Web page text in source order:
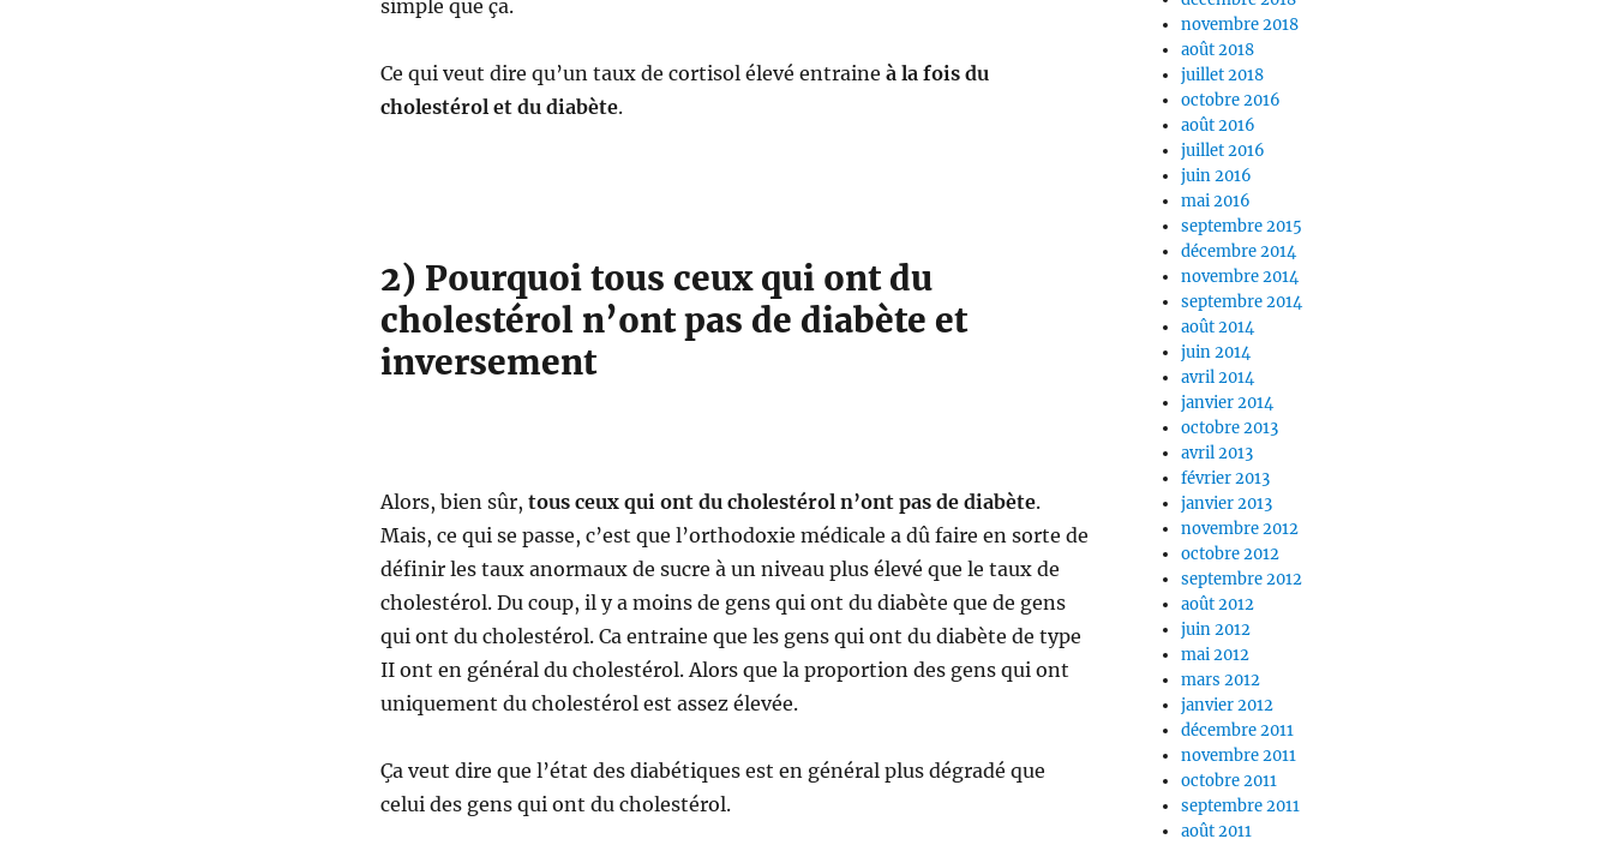
simple que ça.
Ce qui veut dire qu’un taux de cortisol élevé entraine à la fois du
cholestérol et du diabète.
2) Pourquoi tous ceux qui ont du
cholestérol n’ont pas de diabète et
inversement
Alors, bien sûr, tous ceux qui ont du cholestérol n’ont pas de diabète.
Mais, ce qui se passe, c’est que l’orthodoxie médicale a dû faire en sorte de
définir les taux anormaux de sucre à un niveau plus élevé que le taux de
cholestérol. Du coup, il y a moins de gens qui ont du diabète que de gens
qui ont du cholestérol. Ca entraine que les gens qui ont du diabète de type
II ont en général du cholestérol. Alors que la proportion des gens qui ont
uniquement du cholestérol est assez élevée.
Ça veut dire que l’état des diabétiques est en général plus dégradé que
celui des gens qui ont du cholestérol.
novembre 2018
août 2018
juillet 2018
octobre 2016
août 2016
juillet 2016
juin 2016
mai 2016
septembre 2015
décembre 2014
novembre 2014
septembre 2014
août 2014
juin 2014
avril 2014
janvier 2014
octobre 2013
avril 2013
février 2013
janvier 2013
novembre 2012
octobre 2012
septembre 2012
août 2012
juin 2012
mai 2012
mars 2012
janvier 2012
décembre 2011
novembre 2011
octobre 2011
septembre 2011
août 2011